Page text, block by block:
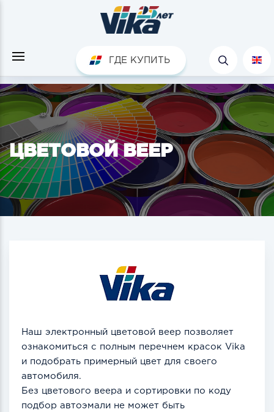
ГДЕ КУПИТЬ
ЦВЕТОВОЙ ВЕЕР
Наш электронный цветовой веер позволяет
ознакомиться с полным перечнем красок Vika
и подобрать примерный цвет для своего
автомобиля.
Без цветового веера и сортировки по коду
подбор автоэмали не может быть